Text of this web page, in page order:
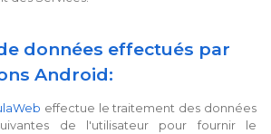
données effectués par
Android:
effectue le traitement des données
de l'utilisateur pour fournir le